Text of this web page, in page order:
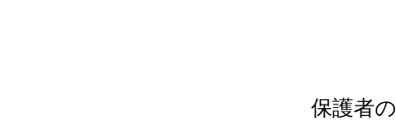
保護者